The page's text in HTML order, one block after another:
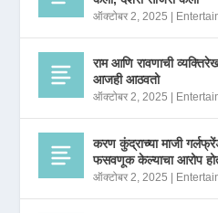
ऑक्टोबर 2, 2025
राम आणि रावणाची
आजही आठवतो
ऑक्टोबर 2, 2025
करण कुंद्राच्या माजी
फसवणूक केल्याचा आरोप
ऑक्टोबर 2, 2025